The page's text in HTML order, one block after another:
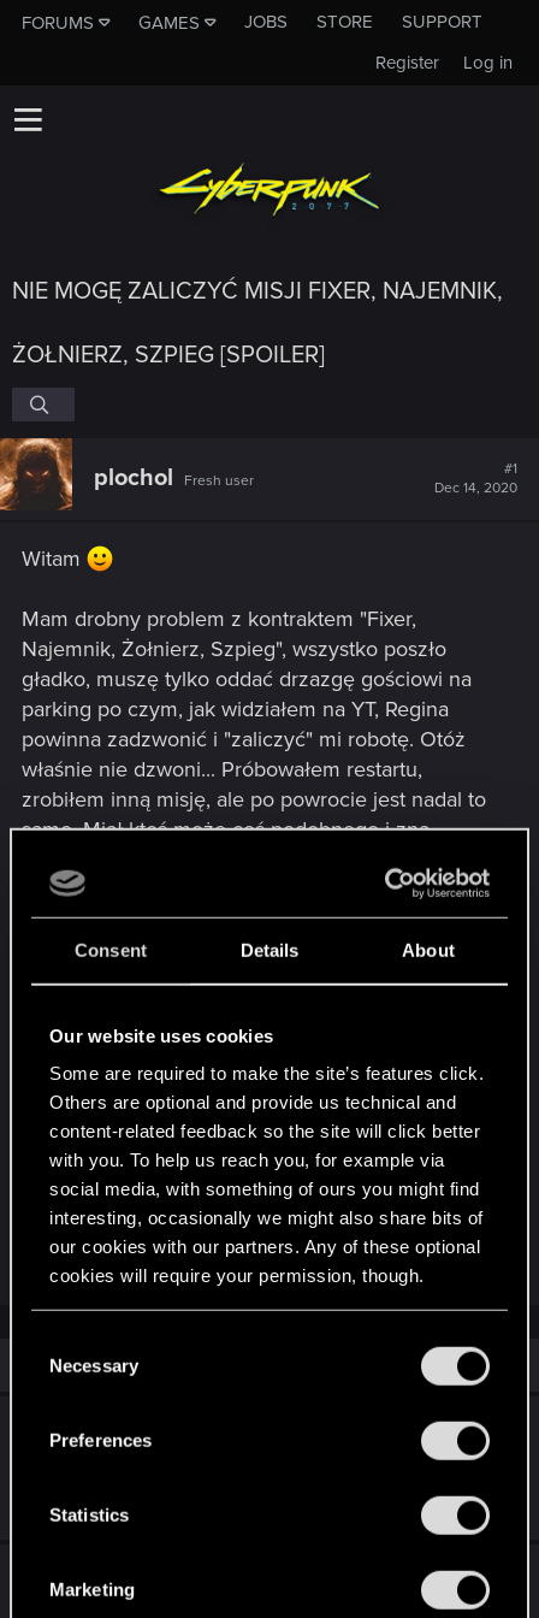
Consent Details About
Our website uses cookies
Some are required to make the site’s features click.
Others are optional and provide us technical and
content-related feedback so the site will click better
with you. To help us reach you, for example via
social media, with something of ours you might find
interesting, occasionally we might also share bits of
our cookies with our partners. Any of these optional
cookies will require your permission, though.
and tweak your preferences regarding them in the
Necessary
Preferences
Statistics
Marketing
FORUMS GAMES JOBS STORE
SUPPORT
Log in
Register
NIE MOGĘ ZALICZYĆ MISJI FIXER, NAJEMNIK,
ŻOŁNIERZ, SZPIEG [SPOILER]
plochol Fresh user
#1
Dec 14, 2020
Witam
Mam drobny problem z kontraktem "Fixer,
Najemnik, Żołnierz, Szpieg", wszystko poszło
gładko, muszę tylko oddać drzazgę gościowi na
parking po czym, jak widziałem na YT, Regina
powinna zadzwonić i "zaliczyć" mi robotę. Otóż
właśnie nie dzwoni... Próbowałem restartu,
zrobiłem inną misję, ale po powrocie jest nadal to
samo. Miał ktoś może coś podobnego i zna
Z góry dziękuję i pozdrawiam
Post automatically merged:Dec 14, 2020
Dobrze, udało mi się, postanowiłem nie oddawać
drzazgi i zająć się czym innym, podczas misji z
Barrym Regina zadzwoniła i pogratulowała mi
wykonania jakiejś roboty, nie mam pojęcia jakiej.
Poszedłem oddać drzazgę i misja zakończona,
temat do zamknięcia
Last edited:Dec 14, 2020
Similar threads
Kontrakt: Fixer, Najemnik, Żołnierz, Szpieg
nie udaje się zaliczyć [spoiler]
Dec 17, 2020